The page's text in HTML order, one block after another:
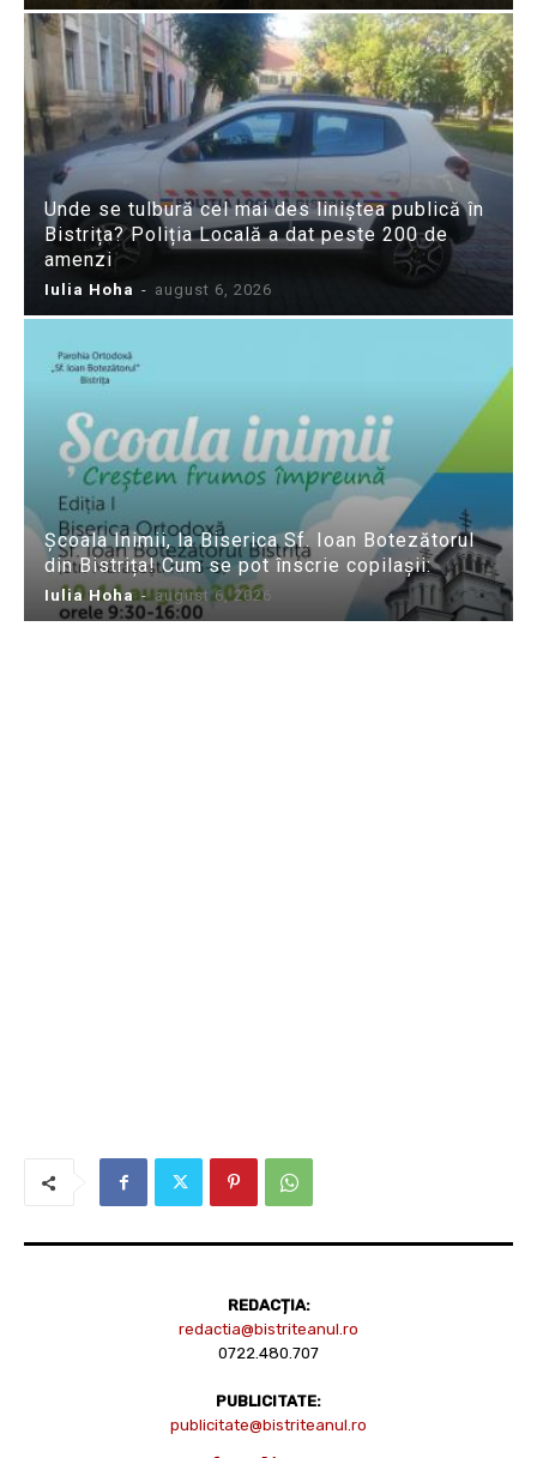
Unde se tulbură cel mai des liniștea publică în
Bistrița? Poliția Locală a dat peste 200 de
amenzi
Iulia Hoha - august 6, 2026
Școala Inimii, la Biserica Sf. Ioan Botezătorul
din Bistrița! Cum se pot înscrie copilașii:
Iulia Hoha - august 6, 2026
REDACȚIA:
redactia@bistriteanul.ro
0722.480.707
PUBLICITATE:
publicitate@bistriteanul.ro